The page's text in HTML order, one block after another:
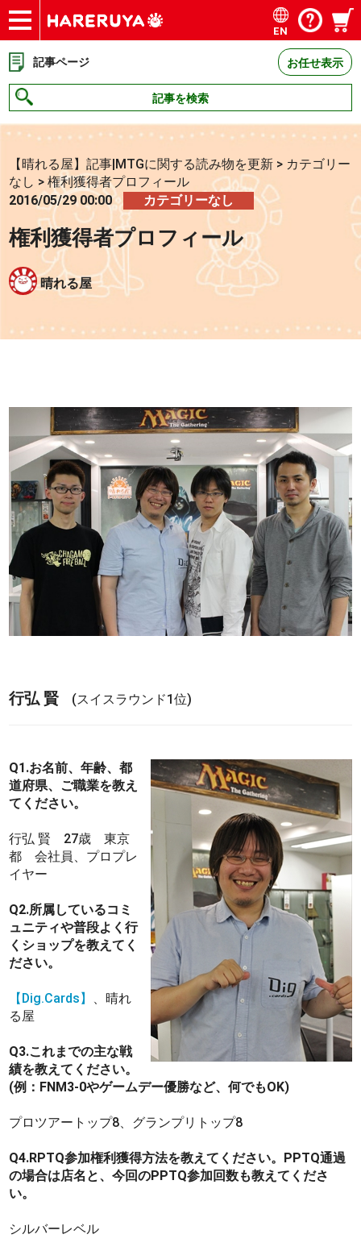
ショップ
買取
記事
デッキ検索
デッキ構築
選手一覧
店舗一覧
イベント
お問い合わせ
EN
記事ページ お任せ表示
記事を検索
【晴れる屋】記事|MTGに関する読み物を更新 > カテゴリー
なし >権利獲得者プロフィール
2016/05/29 00:00
カテゴリーなし
権利獲得者プロフィール
晴れる屋
行弘 賢 (スイスラウンド1位)
Q1.お名前、年齢、都
道府県、ご職業を教え
てください。
行弘 賢 27歳 東京
都 会社員、プロプレ
イヤー
Q2.所属しているコミ
ュニティや普段よく行
くショップを教えてく
ださい。
【Dig.Cards】
、晴れ
る屋
Q3.これまでの主な戦
績を教えてください。
(例：FNM3-0やゲームデー優勝など、何でもOK)
プロツアートップ8、グランプリトップ8
Q4.RPTQ参加権利獲得方法を教えてください。PPTQ通過
の場合は店名と、今回のPPTQ参加回数も教えてくださ
い。
シルバーレベル